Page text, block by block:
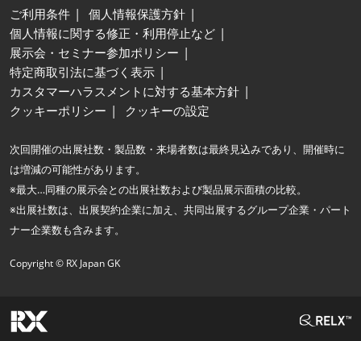
ご利用条件
個人情報保護方針
個人情報に関する修正・利用停止など
展示会・セミナー参加ポリシー
特定商取引法に基づく表示
カスタマーハラスメントに対する基本方針
クッキーポリシー
クッキーの設定
次回開催の出展社数・製品数・来場者数は最終見込みであり、開催時に
は増減の可能性があります。
※最大…同種の展示会との出展社数および製品展示面積の比較。
※出展社数は、出展契約企業に加え、共同出展するグループ企業・パート
ナー企業数も含みます。
Copyright © RX Japan GK